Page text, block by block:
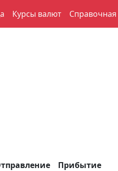
Курсы валют Справочная
Прибытие